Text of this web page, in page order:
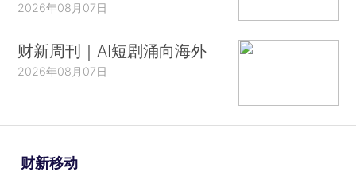
2026年08月07日
财新周刊｜AI短剧涌向海外
2026年08月07日
财新移动